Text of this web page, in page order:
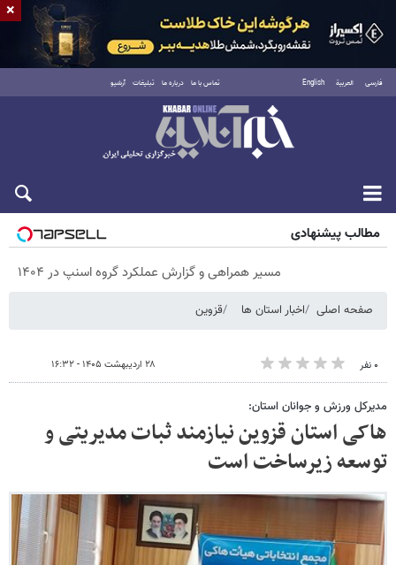
فارسی العربية English تماس با ما درباره ما تبلیغات آرشیو
جمعه ۱۶ مرداد ۱۴۰۵
مطالب پیشنهادی
مسیر همراهی و گزارش عملکرد گروه اسنپ در ۱۴۰۴
صفحه اصلی اخبار استان ها قزوین
۰ نفر ۲۸ اردیبهشت ۱۴۰۵ - ۱۶:۳۲
مدیرکل ورزش و جوانان استان:
هاکی استان قزوین نیازمند ثبات مدیریتی و
توسعه زیرساخت‌ است
×